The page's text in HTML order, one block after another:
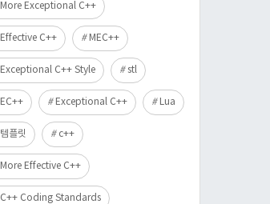
More Exceptional C++
Effective C++ MEC++
Exceptional C++ Style stl
EC++ Exceptional C++ Lua
템플릿 c++
More Effective C++
C++ Coding Standards